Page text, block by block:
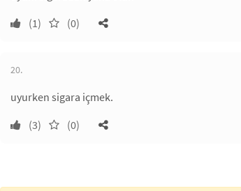
(1)
(0)
20.
uyurken sigara içmek.
(3)
(0)